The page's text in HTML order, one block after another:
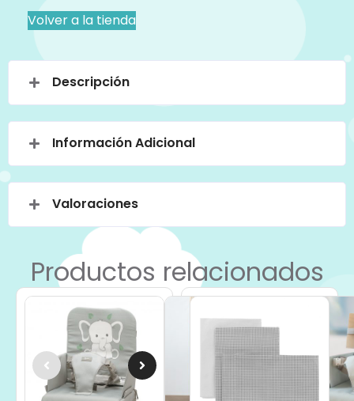
Volver a la tienda
Descripción
Información Adicional
Valoraciones
Productos relacionados